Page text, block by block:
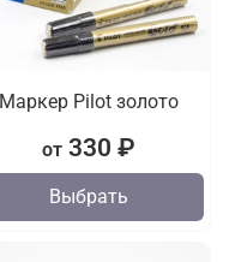
Маркер Pilot золото
от 330 ₽
Выбрать